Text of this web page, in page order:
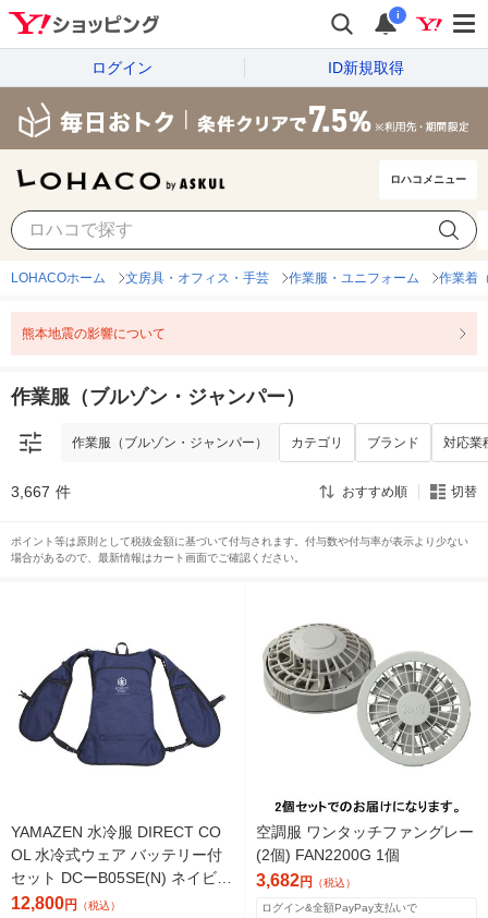
i
ログイン ID新規取得
ロハコメニュー
作業服（ブルゾン・ジャンパー） 対応
LOHACOホーム 文房具・オフィス・手芸 作業服・ユニフォーム 作業着
熊本地震の影響について
作業服（ブルゾン・ジャンパー）
作業服（ブルゾン・ジャンパー） カテゴリ ブランド 対応業
3,667 件 おすすめ順 切替
ポイント等は原則として税抜金額に基づいて付与されます。付与数や付与率が表示より少ない
場合があるので、最新情報はカート画面でご確認ください。
YAMAZEN 水冷服 DIRECT CO
OL 水冷式ウェア バッテリー付
セット DCーB05SE(N) ネイビー
1着
12,800円 （税込）
空調服 ワンタッチファングレー
(2個) FAN2200G 1個
3,682円 （税込）
ログイン&全額PayPay支払いで